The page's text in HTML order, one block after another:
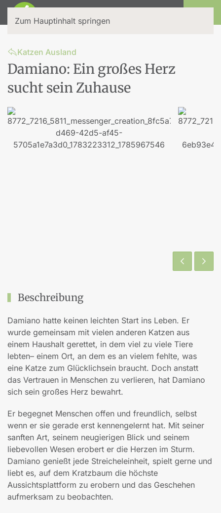
Zum Hauptinhalt springen
Katzen Ausland
Damiano: Ein großes Herz
sucht sein Zuhause
Beschreibung
Damiano hatte keinen leichten Start ins Leben. Er
wurde gemeinsam mit vielen anderen Katzen aus
einem Haushalt gerettet, in dem viel zu viele Tiere
lebten– einem Ort, an dem es an vielem fehlte, was
eine Katze zum Glücklichsein braucht. Doch anstatt
das Vertrauen in Menschen zu verlieren, hat Damiano
sich sein großes Herz bewahrt.
Er begegnet Menschen offen und freundlich, selbst
wenn er sie gerade erst kennengelernt hat. Mit seiner
sanften Art, seinem neugierigen Blick und seinem
liebevollen Wesen erobert er die Herzen im Sturm.
Damiano genießt jede Streicheleinheit, spielt gerne und
liebt es, auf dem Kratzbaum die höchste
Aussichtsplattform zu erobern und das Geschehen
aufmerksam zu beobachten.